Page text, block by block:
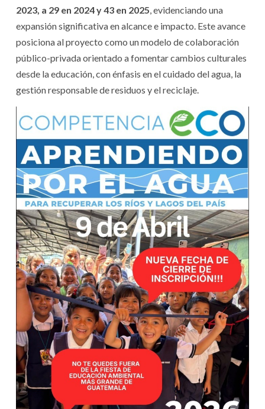
2023, a 29 en 2024 y 43 en 2025 , evidenciando una
expansión significativa en alcance e impacto. Este avance
posiciona al proyecto como un modelo de colaboración
público-privada orientado a fomentar cambios culturales
desde la educación, con énfasis en el cuidado del agua, la
gestión responsable de residuos y el reciclaje.